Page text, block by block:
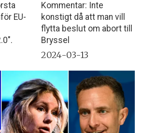
EU-
Kommentar: Inte
konstigt då att man vill
flytta beslut om abort till
Bryssel
2024-03-13